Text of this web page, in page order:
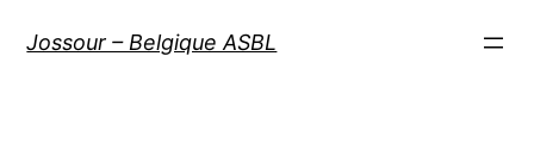
Jossour – Belgique ASBL